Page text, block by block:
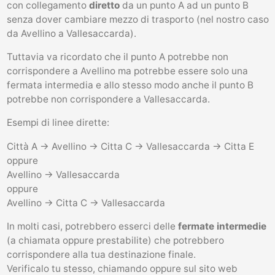
con collegamento direttoda un punto A ad un punto B
senza dover cambiare mezzo di trasporto (nel nostro caso
da Avellino a Vallesaccarda).
Tuttavia va ricordato che il punto A potrebbe non
corrispondere a Avellino ma potrebbe essere solo una
fermata intermedia e allo stesso modo anche il punto B
potrebbe non corrispondere a Vallesaccarda.
Esempi di linee dirette:
Città A -> Avellino -> Citta C -> Vallesaccarda -> Citta E
oppure
Avellino -> Vallesaccarda
oppure
Avellino -> Citta C -> Vallesaccarda
In molti casi, potrebbero esserci delle fermate intermedie
(a chiamata oppure prestabilite) che potrebbero
corrispondere alla tua destinazione finale.
Verificalo tu stesso, chiamando oppure sul sito web